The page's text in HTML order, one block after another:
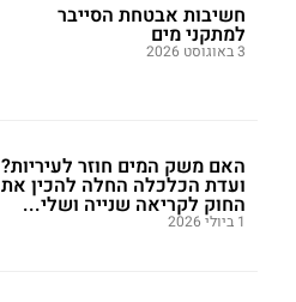
חשיבות אבטחת הסייבר
למתקני מים
3 באוגוסט 2026
האם משק המים חוזר לעיריות?
ועדת הכלכלה החלה להכין את
החוק לקריאה שנייה ושלי...
1 ביולי 2026